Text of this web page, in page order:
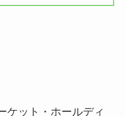
ケット・ホールディ